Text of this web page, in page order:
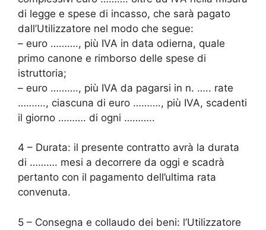
di legge e spese di incasso, che sarà pagato
dall’Utilizzatore nel modo che segue:
– euro ………., più IVA in data odierna, quale
primo canone e rimborso delle spese di
istruttoria;
– euro ………., più IVA da pagarsi in n. ….. rate
………., ciascuna di euro ………., più IVA, scadenti
il giorno ………. di ogni ………..
4 – Durata: il presente contratto avrà la durata
di ………. mesi a decorrere da oggi e scadrà
pertanto con il pagamento dell’ultima rata
convenuta.
5 – Consegna e collaudo dei beni: l’Utilizzatore